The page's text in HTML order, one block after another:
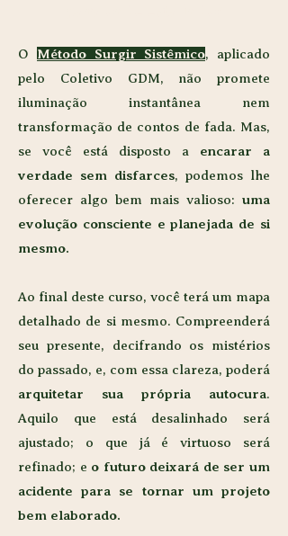
O Método Surgir Sistêmico, aplicado
pelo Coletivo GDM, não promete
iluminação instantânea nem
transformação de contos de fada. Mas,
se você está disposto a encarar a
verdade sem disfarces, podemos lhe
oferecer algo bem mais valioso: uma
evolução consciente e planejada de si
mesmo.
Ao final deste curso, você terá um mapa
detalhado de si mesmo. Compreenderá
seu presente, decifrando os mistérios
do passado, e, com essa clareza, poderá
arquitetar sua própria autocura.
Aquilo que está desalinhado será
ajustado; o que já é virtuoso será
refinado; e o futuro deixará de ser um
acidente para se tornar um projeto
bem elaborado.